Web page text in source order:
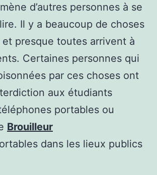
d’autres personnes à se
Il y a beaucoup de choses
presque toutes arrivent à
Certaines personnes qui
par ces choses ont
aux étudiants
portables ou
Brouilleur
dans les lieux publics